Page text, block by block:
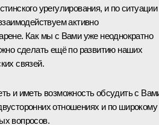
урегулирования, и по ситуации
активно
Как мы с Вами уже неоднократно
сделать ещё по развитию наших
связей.
и иметь возможность обсудить с
отношениях и по широкому
вопросов.